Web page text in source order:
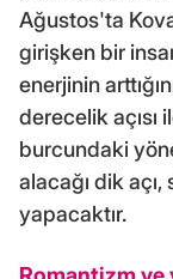
Ağustos'ta
girişken bir
enerjinin
derecelik açısı
burcundaki
alacağı dik açı,
yapacaktır.